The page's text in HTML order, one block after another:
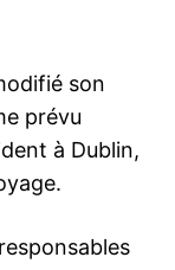
son
prévu
à Dublin,